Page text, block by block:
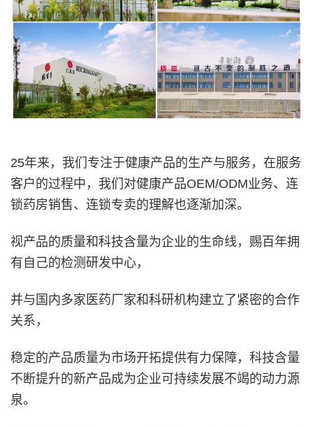
25年来，我们专注于健康产品的生产与服务，在服务
客户的过程中，我们对健康产品OEM/ODM业务、连
锁药房销售、连锁专卖的理解也逐渐加深。
视产品的质量和科技含量为企业的生命线，赐百年拥
有自己的检测研发中心，
并与国内多家医药厂家和科研机构建立了紧密的合作
关系，
稳定的产品质量为市场开拓提供有力保障，科技含量
不断提升的新产品成为企业可持续发展不竭的动力源
泉。